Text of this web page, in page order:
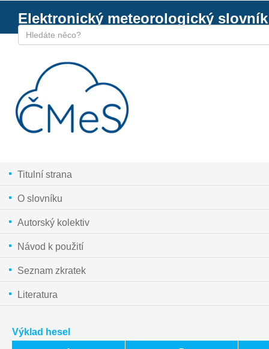
Elektronický meteorologický slovník
Titulní strana
O slovníku
Autorský kolektiv
Návod k použití
Seznam zkratek
Literatura
Výklad hesel